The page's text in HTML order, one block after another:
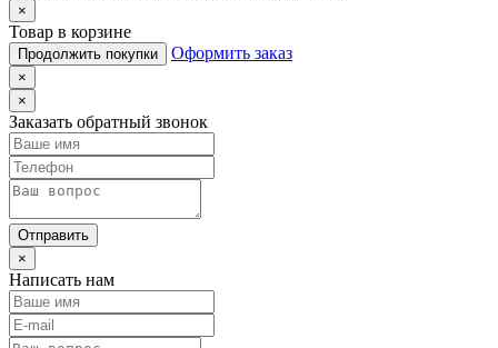
×
Товар в корзине
Продолжить покупки Оформить заказ
×
×
Заказать обратный звонок
Отправить
×
Написать нам